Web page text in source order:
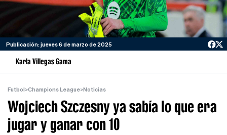
Publicación: jueves 6 de marzo de 2025
Karla Villegas Gama
Futbol >Champions League>Noticias
Wojciech Szczesny ya sabía lo que era
jugar y ganar con 10